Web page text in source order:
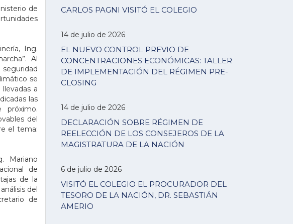
de
Ing.
Al
se
a
las
próximo.
del
el tema:
Mariano
de
de la
del
de
CARLOS PAGNI VISITÓ EL COLEGIO
14 de julio de 2026
EL NUEVO CONTROL PREVIO DE
CONCENTRACIONES ECONÓMICAS: TALLER
DE IMPLEMENTACIÓN DEL RÉGIMEN PRE-
CLOSING
14 de julio de 2026
DECLARACIÓN SOBRE RÉGIMEN DE
REELECCIÓN DE LOS CONSEJEROS DE LA
MAGISTRATURA DE LA NACIÓN
6 de julio de 2026
VISITÓ EL COLEGIO EL PROCURADOR DEL
TESORO DE LA NACIÓN, DR. SEBASTIÁN
AMERIO